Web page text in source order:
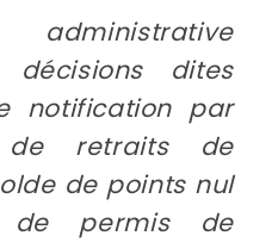
décisions dites
notification par
de retraits de
de points nul
permis de